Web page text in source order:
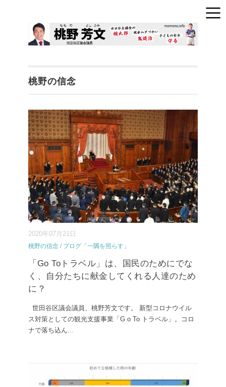
桃野の信念
2020年07月21日
桃野の信念 / ブログ「一隅を照らす」
「Go Toトラベル」は、国民のためにでな
く、自分たちに献金してくれる人達のため
に？
世田谷区議会議員、桃野芳文です。 新型コロナウイル
ス対策としての観光支援事業「G o To トラベル」。コロ
ナで落ち込ん...